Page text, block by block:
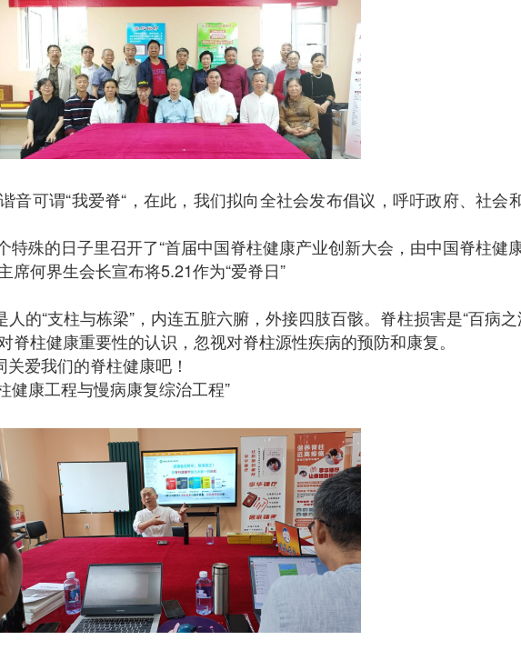
音可谓“我爱脊“，在此，我们拟向全社会发布倡议，呼吁政府、社会
特殊的日子里召开了“首届中国脊柱健康产业创新大会，由中国脊柱健
何界生会长宣布将5.21作为“爱脊日”
人的“支柱与栋梁”，内连五脏六腑，外接四肢百骸。脊柱损害是“百病之
柱健康重要性的认识，忽视对脊柱源性疾病的预防和康复。
爱我们的脊柱健康吧！
健康工程与慢病康复综治工程”